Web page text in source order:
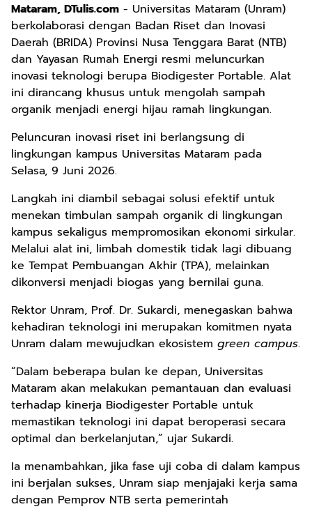
Mataram, DTulis.com - Universitas Mataram (Unram)
berkolaborasi dengan Badan Riset dan Inovasi
Daerah (BRIDA) Provinsi Nusa Tenggara Barat (NTB)
dan Yayasan Rumah Energi resmi meluncurkan
inovasi teknologi berupa Biodigester Portable. Alat
ini dirancang khusus untuk mengolah sampah
organik menjadi energi hijau ramah lingkungan.
Peluncuran inovasi riset ini berlangsung di
lingkungan kampus Universitas Mataram pada
Selasa, 9 Juni 2026.
Langkah ini diambil sebagai solusi efektif untuk
menekan timbulan sampah organik di lingkungan
kampus sekaligus mempromosikan ekonomi sirkular.
Melalui alat ini, limbah domestik tidak lagi dibuang
ke Tempat Pembuangan Akhir (TPA), melainkan
dikonversi menjadi biogas yang bernilai guna.
Rektor Unram, Prof. Dr. Sukardi, menegaskan bahwa
kehadiran teknologi ini merupakan komitmen nyata
Unram dalam mewujudkan ekosistem green campus.
“Dalam beberapa bulan ke depan, Universitas
Mataram akan melakukan pemantauan dan evaluasi
terhadap kinerja Biodigester Portable untuk
memastikan teknologi ini dapat beroperasi secara
optimal dan berkelanjutan,” ujar Sukardi.
Ia menambahkan, jika fase uji coba di dalam kampus
ini berjalan sukses, Unram siap menjajaki kerja sama
dengan Pemprov NTB serta pemerintah